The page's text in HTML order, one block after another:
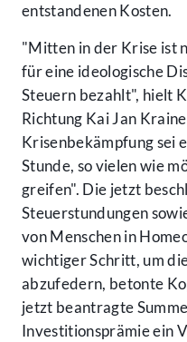
entstandenen Kosten.
"Mitten in der Krise ist
für eine ideologische
Steuern bezahlt", hielt
Richtung Kai Jan
Krisenbekämpfung sei
Stunde, so vielen wie
greifen". Die jetzt
Steuerstundungen
von Menschen in
wichtiger Schritt, um
abzufedern, betonte
jetzt beantragte
Investitionsprämie ein